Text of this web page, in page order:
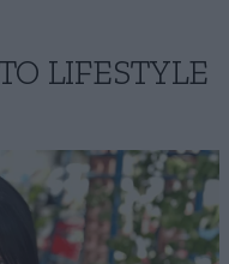
LIFESTYLE